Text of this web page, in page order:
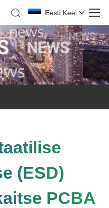
Eesti Keel
(ESD)
PCBA